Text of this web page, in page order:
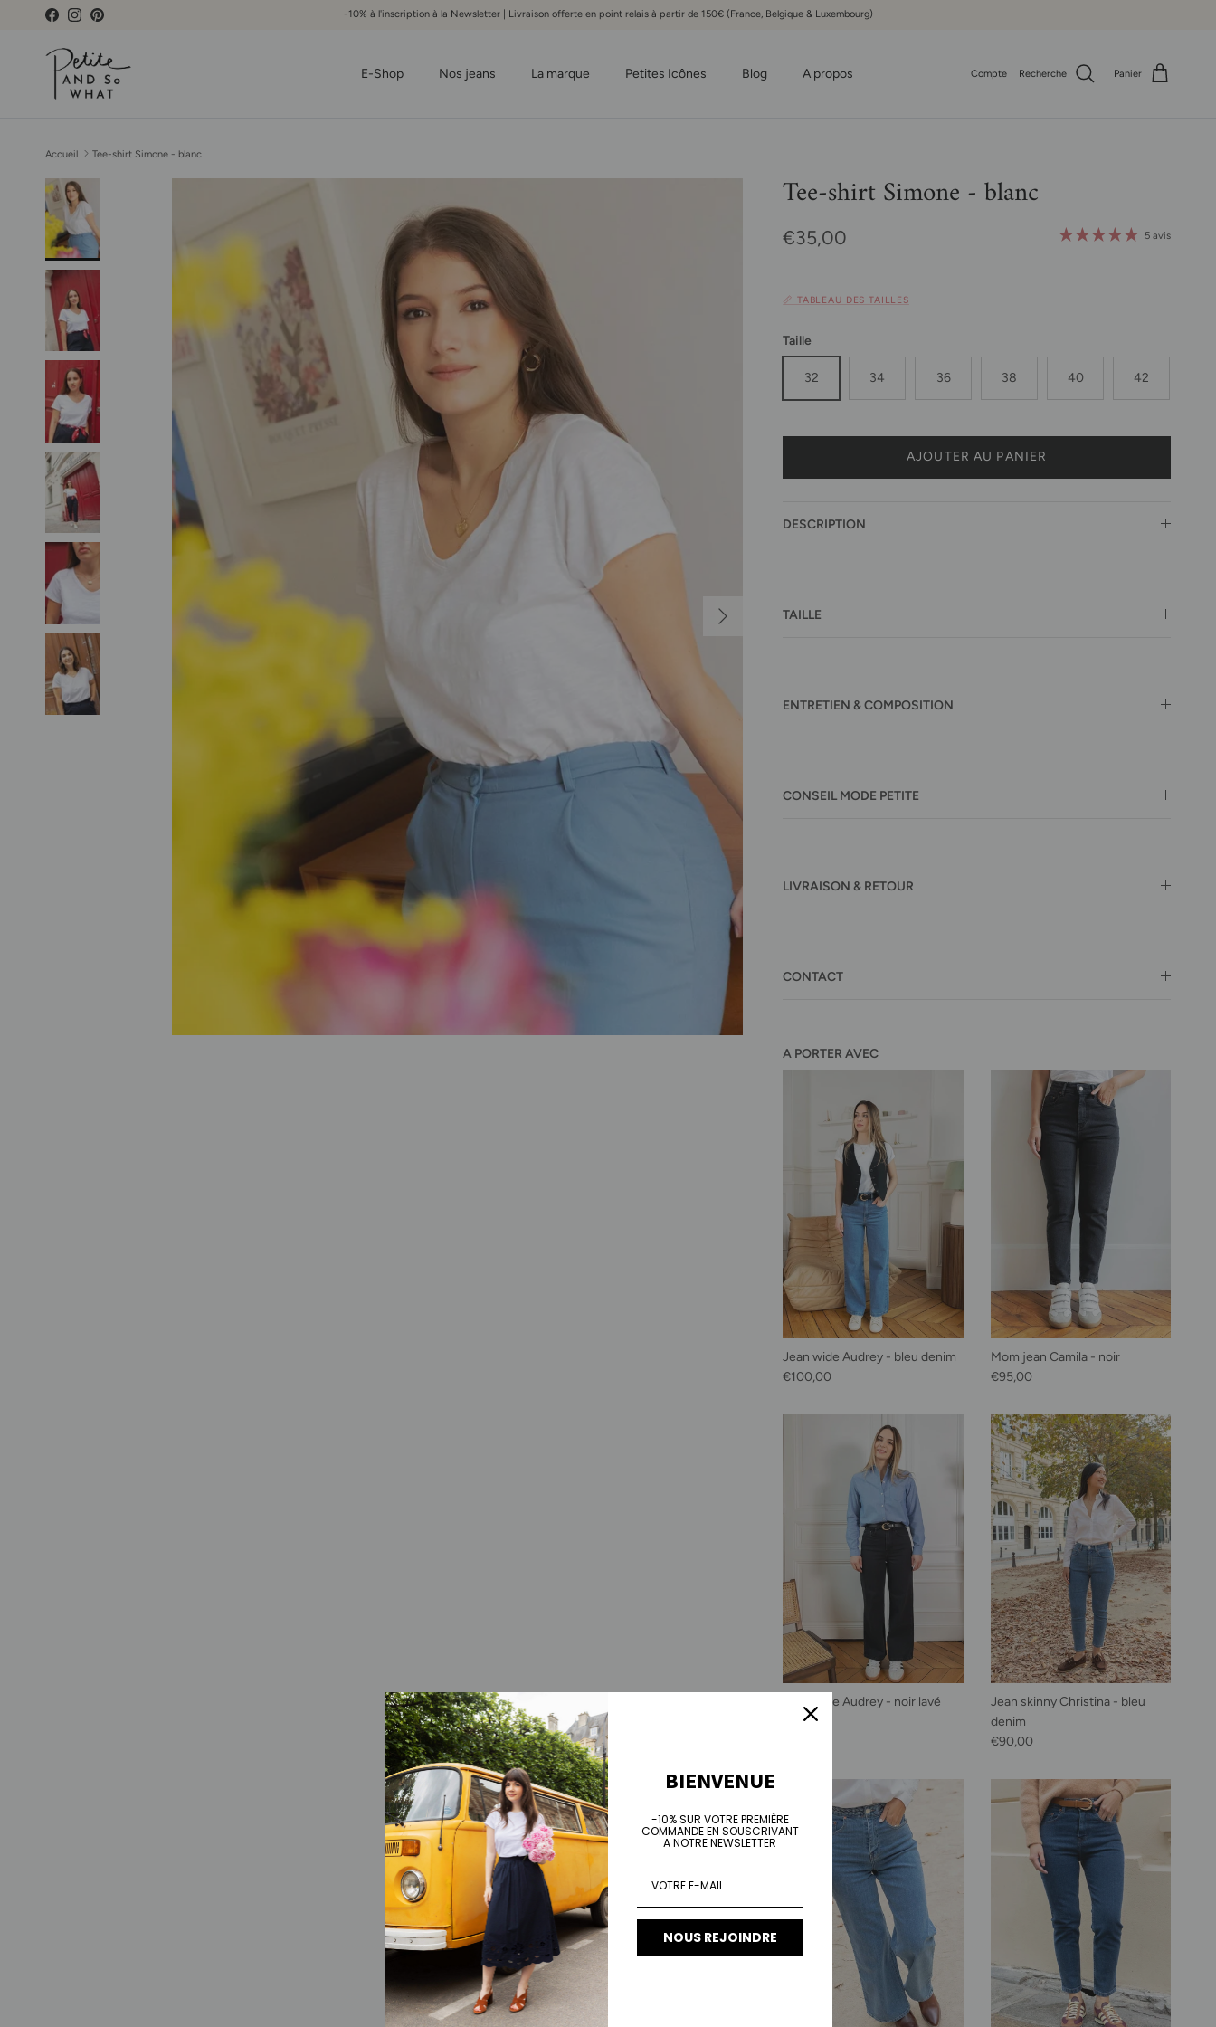
Aller au contenu
FacebookInstagramPinterest -10% à l'inscription à la Newsletter | Livraison offerte en point relais à partir de 150€ (France, Belgique & Luxembourg)
E-Shop Nos jeans La marque Petites Icônes Blog A propos Compte Recherche Panier
Accueil Tee-shirt Simone - blanc
Passer aux informations produits
Suivant
Tee-shirt Simone - blanc
Prix habituel
€35,00 5 avis
📏 TABLEAU DES TAILLES
Taille
32 34 36 38 40 42
AJOUTER AU PANIER
DESCRIPTION
TAILLE
ENTRETIEN & COMPOSITION
CONSEIL MODE PETITE
LIVRAISON & RETOUR
CONTACT
A PORTER AVEC
Jean wide Audrey - bleu denim
Prix habituel
€100,00
Mom jean Camila - noir
Prix habituel
€95,00
Jean wide Audrey - noir lavé
Prix habituel
€100,00
Jean skinny Christina - bleu
denim
Prix habituel
€90,00
BIENVENUE
-10% SUR VOTRE PREMIÈRE
COMMANDE EN SOUSCRIVANT
A NOTRE NEWSLETTER
NOUS REJOINDRE